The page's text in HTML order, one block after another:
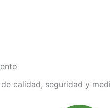
calidad, seguridad y